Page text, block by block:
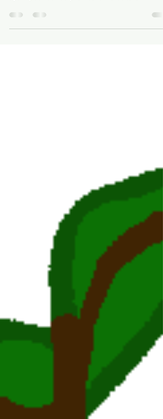
L'Association Gabonaise des Étudiants de
ayant pour but de promouvoir la culture